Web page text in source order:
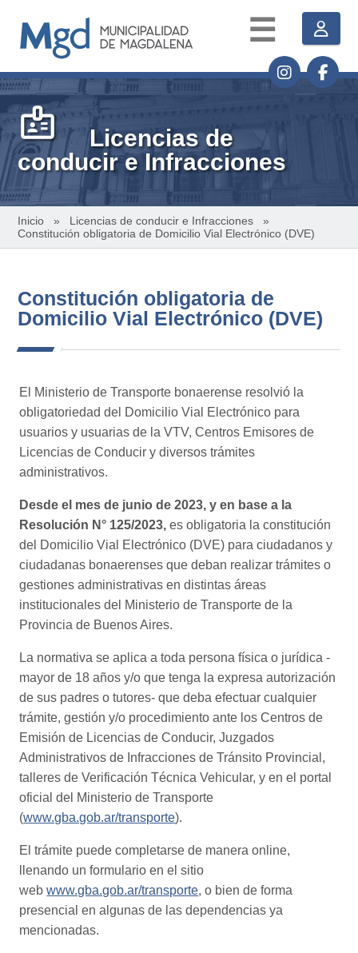
☰
badge
Licencias de
conducir e Infracciones
Inicio » Licencias de conducir e Infracciones »
Constitución obligatoria de Domicilio Vial Electrónico (DVE)
Constitución obligatoria de
Domicilio Vial Electrónico (DVE)
El Ministerio de Transporte bonaerense resolvió la
obligatoriedad del Domicilio Vial Electrónico para
usuarios y usuarias de la VTV, Centros Emisores de
Licencias de Conducir y diversos trámites
administrativos.
Desde el mes de junio de 2023, y en base a la
Resolución N° 125/2023, es obligatoria la constitución
del Domicilio Vial Electrónico (DVE) para ciudadanos y
ciudadanas bonaerenses que deban realizar trámites o
gestiones administrativas en distintas áreas
institucionales del Ministerio de Transporte de la
Provincia de Buenos Aires.
La normativa se aplica a toda persona física o jurídica -
mayor de 18 años y/o que tenga la expresa autorización
de sus padres o tutores- que deba efectuar cualquier
trámite, gestión y/o procedimiento ante los Centros de
Emisión de Licencias de Conducir, Juzgados
Administrativos de Infracciones de Tránsito Provincial,
talleres de Verificación Técnica Vehicular, y en el portal
oficial del Ministerio de Transporte
(www.gba.gob.ar/transporte).
El trámite puede completarse de manera online,
llenando un formulario en el sitio
webwww.gba.gob.ar/transporte, o bien de forma
presencial en algunas de las dependencias ya
mencionadas.